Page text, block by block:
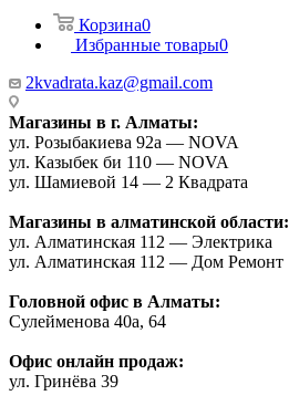
Корзина0
Избранные товары0
2kvadrata.kaz@gmail.com
Магазины в г. Алматы:
ул. Розыбакиева 92а — NOVA
ул. Казыбек би 110 — NOVA
ул. Шамиевой 14 — 2 Квадрата
Магазины в алматинской области:
ул. Алматинская 112 — Электрика
ул. Алматинская 112 — Дом Ремонт
Головной офис в Алматы:
Сулейменова 40а, 64
Офис онлайн продаж:
ул. Гринёва 39